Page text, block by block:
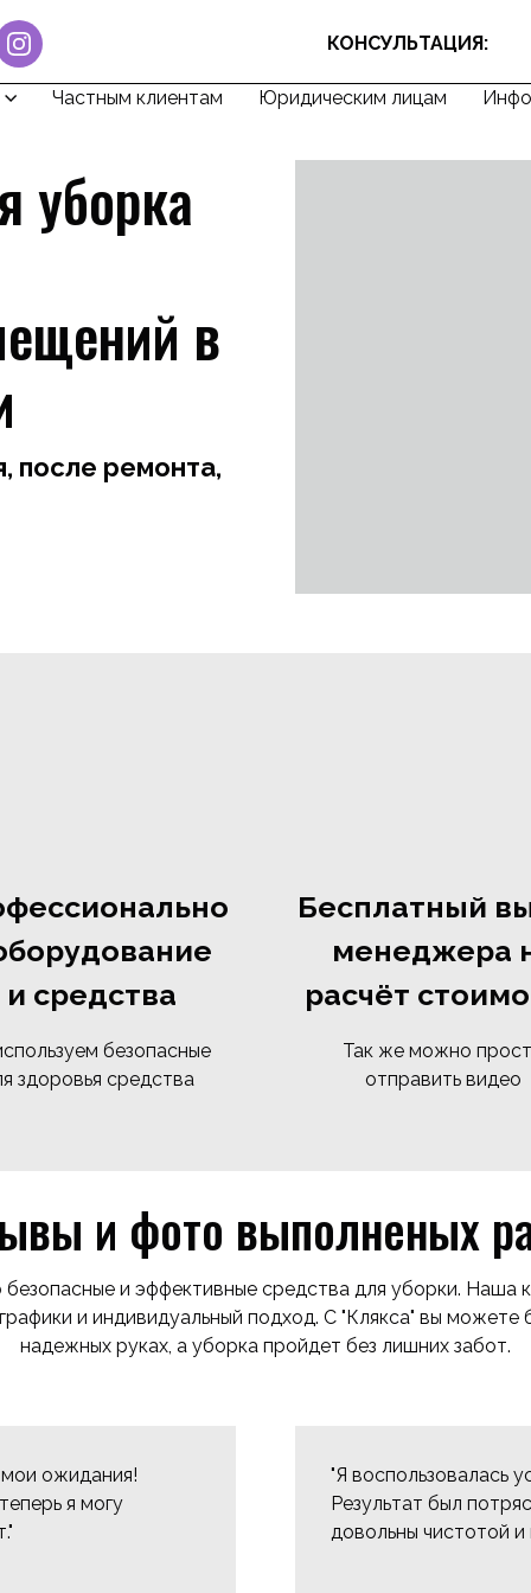
КОНСУЛЬТАЦИЯ:
Частным клиентам Юридическим лицам
уборка
в
после ремонта,
и средства
безопасные
здоровья средства
Бесплатный
менеджера
расчёт
Так же можно
отправить видео
и фото выполненых
безопасные и эффективные средства для уборки.
и индивидуальный подход. С "Клякса" вы
надежных руках, а уборка пройдет без лишних забот.
мои ожидания!
я могу
"Я воспользовалась
Результат был
довольны чистотой и